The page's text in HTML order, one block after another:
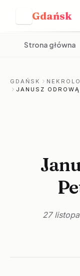
Gdańsk
Strona główna
GDAŃSK
JANUSZ
27